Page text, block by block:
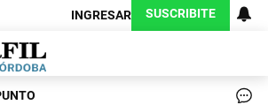
INGRESAR SUSCRIBITE